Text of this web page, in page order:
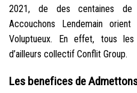
2021, de des centaines de
Accouchons Lendemain
Voluptueux. En effet, tous
d’ailleurs collectif Conflit Group.
Les benefices de